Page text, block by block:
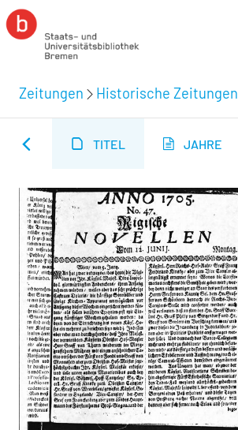
Zeitungen Historische Zeitungen
TITEL JAHRE